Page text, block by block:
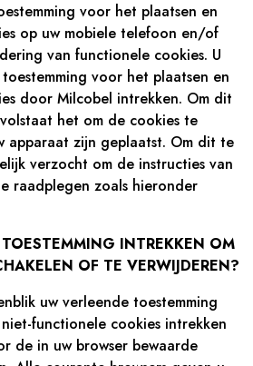
voor het plaatsen en
op uw mobiele telefoon en/of
van functionele cookies. U
voor het plaatsen en
door Milcobel intrekken. Om dit
het om de cookies te
apparaat zijn geplaatst. Om dit te
verzocht om de instructies van
raadplegen zoals hieronder
INTREKKEN OM
OF TE VERWIJDEREN?
uw verleende toestemming
functionele cookies intrekken
de in uw browser bewaarde